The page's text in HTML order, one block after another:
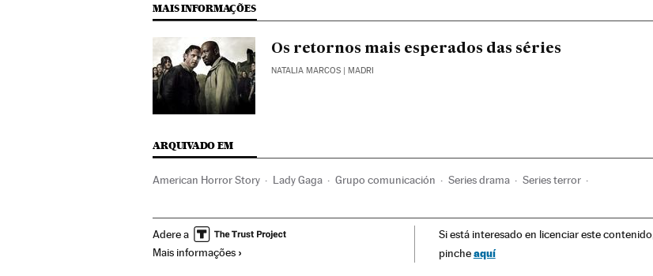
MAIS INFORMAÇÕES
Os retornos mais esperados das séries
NATALIA MARCOS | MADRI
ARQUIVADO EM
American Horror Story Lady Gaga Grupo comunicación Series drama Series terror
Comunicação
Adere a
Mais informações
Si está interesado en licenciar este contenido,
pincheaquí